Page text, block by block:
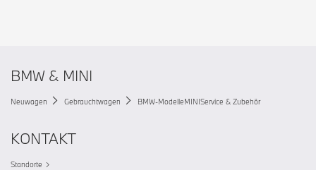
BMW & MINI
Neuwagen Gebrauchtwagen BMW-ModelleMINIService & Zubehör
KONTAKT
Standorte